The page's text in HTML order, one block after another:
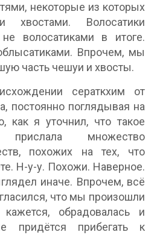
некоторые из которых
Волосатики
волосатиками в итоге.
Впрочем, мы
часть чешуи и хвосты.
сераткхим от
постоянно поглядывая на
как я уточнил, что такое
множество
похожих на тех, что
Н-у-у. Похожи. Наверное.
иначе. Впрочем, всё
что мы произошли
обрадовалась и
придётся прибегать к